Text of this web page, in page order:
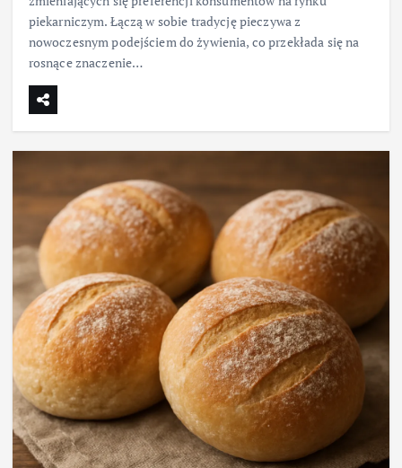
piekarniczym. Łączą w sobie tradycję pieczywa z
nowoczesnym podejściem do żywienia, co przekłada się na
rosnące znaczenie…